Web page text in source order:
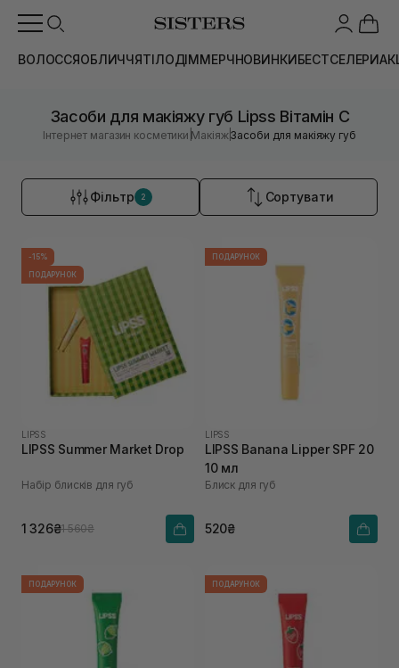
ВОЛОССЯОБЛИЧЧЯТІЛОДІММЕРЧНОВИНКИБЕСТСЕЛЕРИ
Засоби для макіяжу губ Lipss Вітамін C
Інтернет магазин косметики |Макіяж|Засоби для макіяжу губ
Фільтр 2 Сортувати
-15%
ПОДАРУНОК
LIPSS
LIPSS Summer Market Drop
Набір блисків для губ
1 326₴1 560₴
ПОДАРУНОК
LIPSS
LIPSS Banana Lipper SPF 20
10 мл
Блиск для губ
520₴
ПОДАРУНОК ПОДАРУНОК